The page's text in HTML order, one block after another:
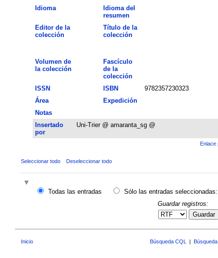
Idioma
Idioma del
resumen
Editor de la
colección
Título de la
colección
Volumen de
la colección
Fascículo
de la
colección
ISSN
ISBN
9782357230323
Área
Expedición
Notas
Insertado
por
Uni-Trier @ amaranta_sg @
Enlace
Seleccionar todo Deseleccionar todo
Todas las entradas
Sólo las entradas seleccionadas:
Guardar registros:
Guardar
Inicio Búsqueda CQL